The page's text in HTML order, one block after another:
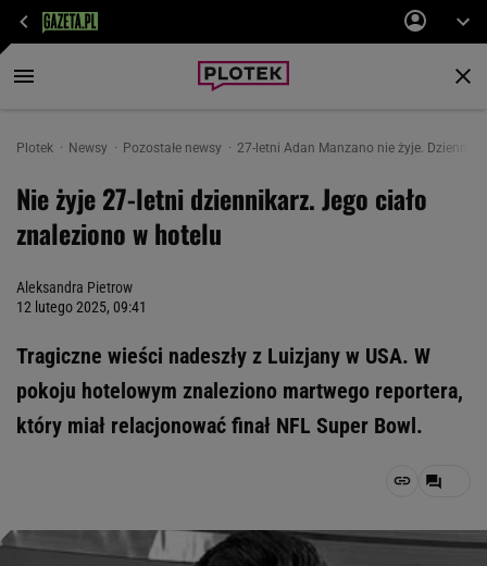
Plotek Newsy Pozostałe newsy 27-letni Adan Manzano nie żyje.
Nie żyje 27-letni dziennikarz. Jego ciało
znaleziono w hotelu
Aleksandra Pietrow
12 lutego 2025, 09:41
Tragiczne wieści nadeszły z Luizjany w USA. W
pokoju hotelowym znaleziono martwego reportera,
który miał relacjonować finał NFL Super Bowl.